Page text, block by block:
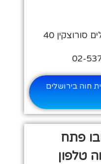
40
חוה בירושלים
פתח
טלפון